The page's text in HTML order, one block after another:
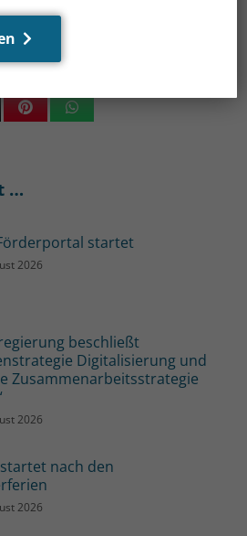
…
startet
2026
beschließt
Digitalisierung und
Zusammenarbeitsstrategie
2026
nach den
2026